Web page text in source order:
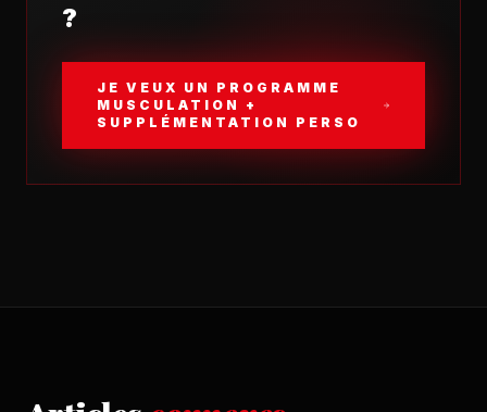
?
JE VEUX UN PROGRAMME
MUSCULATION +
SUPPLÉMENTATION PERSO